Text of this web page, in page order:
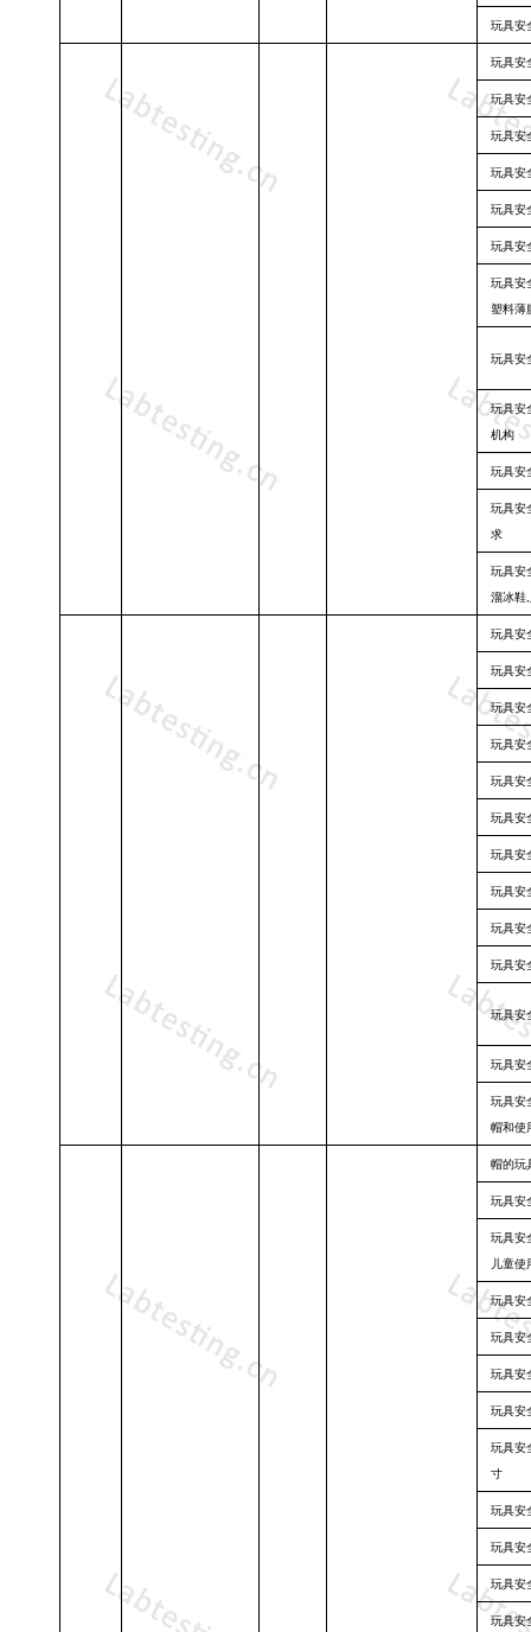
玩具安
玩具安
玩具安
玩具安
玩具安
玩具安
玩具安
玩具安
塑料薄
玩具安
玩具安
机构
玩具安
玩具安
求
玩具安
溜冰鞋
玩具安
玩具安
玩具安
玩具安
玩具安
玩具安
玩具安
玩具安
玩具安
玩具安
玩具安
玩具安
玩具安
帽和使
帽的玩
玩具安
玩具安
儿童使
玩具安
玩具安
玩具安
玩具安
玩具安
寸
玩具安
玩具安
玩具安
玩具安